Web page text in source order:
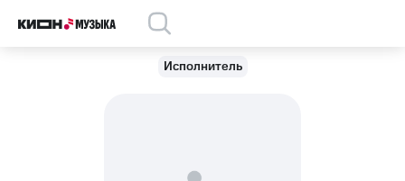
Исполнитель